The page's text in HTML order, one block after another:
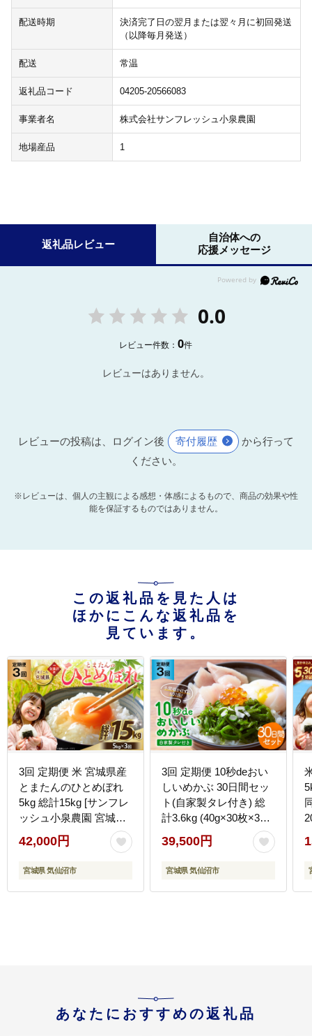
配送時期
決済完了日の翌月または翌々月に初回発送
（以降毎月発送）
配送 常温
返礼品コード 04205-20566083
事業者名 株式会社サンフレッシュ小泉農園
地場産品 1
返礼品レビュー
自治体への
応援メッセージ
0.0
レビュー件数：0件
レビューはありません。
レビューの投稿は、ログイン後 寄付履歴
から行って
ください。
※レビューは、個人の主観による感想・体感によるもので、商品の効果や性
能を保証するものではありません。
この返礼品を見た人は
ほかにこんな返礼品を
見ています。
3回 定期便 米 宮城県産
とまたんのひとめぼれ
5kg 総計15kg [サンフレ
ッシュ小泉農園 宮城県
気仙沼市 20566084] ひ
とめぼれ ブランド米 白
米 精米 ご飯 ごはん コ
庭用
42,000円
宮城県 気仙沼市
3回 定期便 10秒deおい
しいめかぶ 30日間セッ
ト(自家製タレ付き) 総
計3.6kg (40g×30枚×3回)
毎月発送 [丸繁商店 宮城
県 気仙沼市 20565502]
海藻 三陸 三陸産 雌株
レ付き 冷蔵
39,500円
宮城県 気仙沼市
あなたにおすすめの返礼品